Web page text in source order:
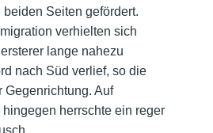
Seiten gefördert.
verhielten sich
lange nahezu
nach Süd verlief, so die
Gegenrichtung. Auf
herrschte ein reger